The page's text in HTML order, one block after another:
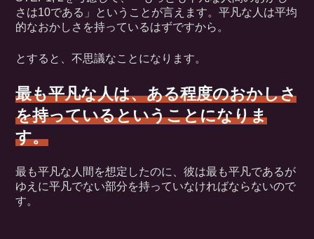
さは10である」ということが言えます。平凡な人は平均
的なおかしさを持っているはずですから。
とすると、不思議なことになります。
最も平凡な人は、ある程度のおかしさ
を持っているということになりま
す。
最も平凡な人間を想定したのに、彼は最も平凡であるが
ゆえに平凡でない部分を持っていなければならないので
す。